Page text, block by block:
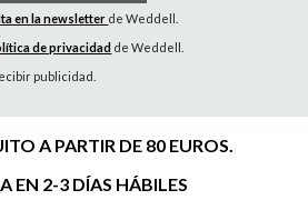
en la newsletter de Weddell.
de privacidad de Weddell.
publicidad.
A PARTIR DE 80 EUROS.
EN 2-3 DÍAS HÁBILES